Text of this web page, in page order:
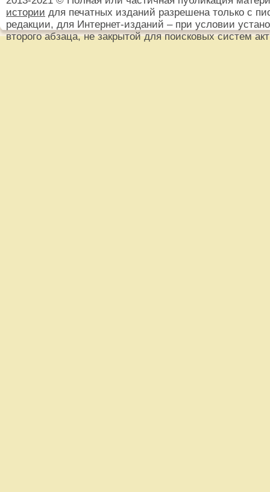
истории для печатных изданий разрешена только с
редакции, для Интернет-изданий – при условии
второго абзаца, не закрытой для поисковых систем